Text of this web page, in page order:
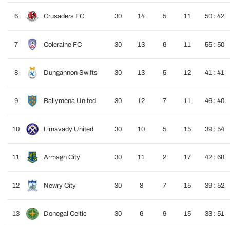
6 Crusaders FC 30 14 5 11 50 : 42
7 Coleraine FC 30 13 6 11 55 : 50
8 Dungannon Swifts 30 13 5 12 41 : 41
9 Ballymena United 30 12 7 11 46 : 40
10 Limavady United 30 10 5 15 39 : 54
11 Armagh City 30 11 2 17 42 : 68
12 Newry City 30 8 7 15 39 : 52
13 Donegal Celtic 30 6 9 15 33 : 51